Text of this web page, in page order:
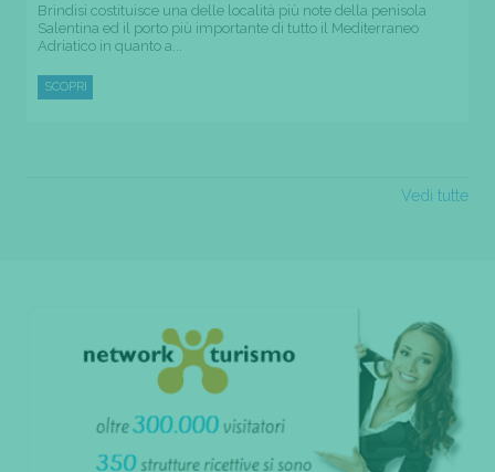
Brindisi costituisce una delle località più note della penisola
Salentina ed il porto più importante di tutto il Mediterraneo
Adriatico in quanto a...
SCOPRI
Vedi tutte